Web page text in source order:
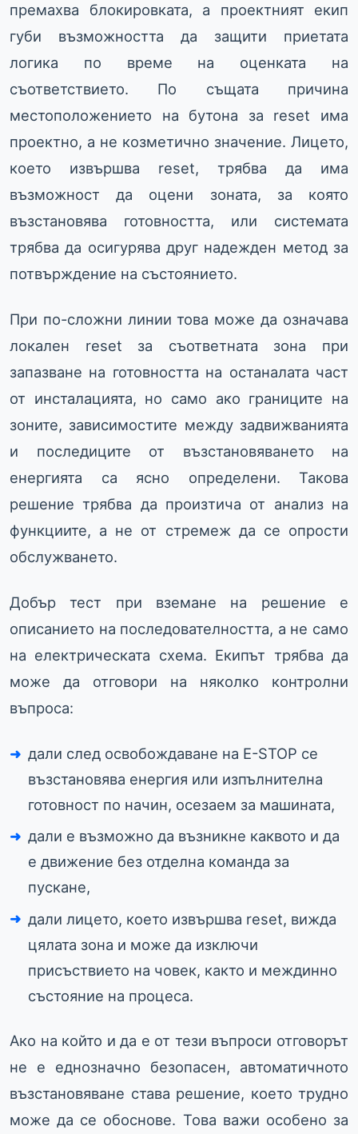
премахва блокировката, а проектният екип
губи възможността да защити приетата
логика по време на оценката на
съответствието. По същата причина
местоположението на бутона за reset има
проектно, а не козметично значение. Лицето,
което извършва reset, трябва да има
възможност да оцени зоната, за която
възстановява готовността, или системата
трябва да осигурява друг надежден метод за
потвърждение на състоянието.
При по-сложни линии това може да означава
локален reset за съответната зона при
запазване на готовността на останалата част
от инсталацията, но само ако границите на
зоните, зависимостите между задвижванията
и последиците от възстановяването на
енергията са ясно определени. Такова
решение трябва да произтича от анализ на
функциите, а не от стремеж да се опрости
обслужването.
Добър тест при вземане на решение е
описанието на последователността, а не само
на електрическата схема. Екипът трябва да
може да отговори на няколко контролни
въпроса:
дали след освобождаване на E-STOP се
възстановява енергия или изпълнителна
готовност по начин, осезаем за машината,
дали е възможно да възникне каквото и да
е движение без отделна команда за
пускане,
дали лицето, което извършва reset, вижда
цялата зона и може да изключи
присъствието на човек, както и междинно
състояние на процеса.
Ако на който и да е от тези въпроси отговорът
не е еднозначно безопасен, автоматичното
възстановяване става решение, което трудно
може да се обоснове. Това важи особено за